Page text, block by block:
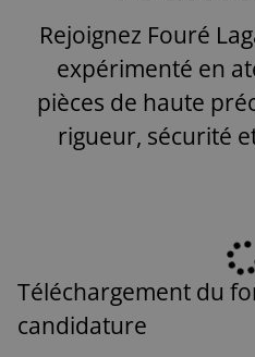
Rejoignez Fouré
expérimenté en
pièces de haute
rigueur, sécurité
Téléchargement du
candidature